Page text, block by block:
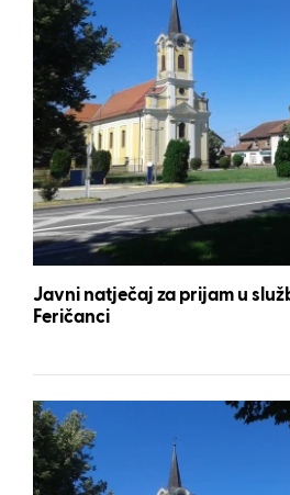
Javni natječaj za prijam u
Feričanci